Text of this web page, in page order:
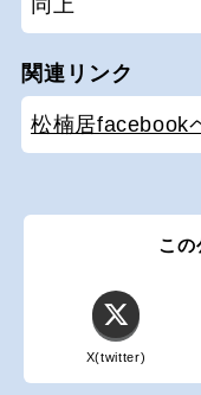
関連リンク
松楠居facebook
この
X(twitter)